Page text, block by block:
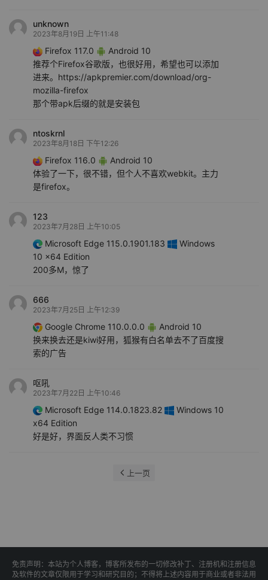
unknown
2023年8月19日 上午11:48
Firefox 117.0
Android 10
推荐个Firefox谷歌版，也很好用，希望也可以添加
进来。https://apkpremier.com/download/org-
mozilla-firefox
那个带apk后缀的就是安装包
ntoskrnl
2023年8月18日 下午12:26
Firefox 116.0
Android 10
体验了一下，很不错，但个人不喜欢webkit。主力
是firefox。
123
2023年7月28日 上午10:05
Microsoft Edge 115.0.1901.183
Windows
10 x64 Edition
200多M，惊了
666
2023年7月25日 上午12:39
Google Chrome 110.0.0.0
Android 10
换来换去还是kiwi好用，狐猴有白名单去不了百度搜
索的广告
呕吼
2023年7月22日 上午10:46
Microsoft Edge 114.0.1823.82
Windows 10
x64 Edition
好是好，界面反人类不习惯
上一页
免责声明：本站为个人博客，博客所发布的一切修改补丁、注册机和注册信息
及软件的文章仅限用于学习和研究目的；不得将上述内容用于商业或者非法用